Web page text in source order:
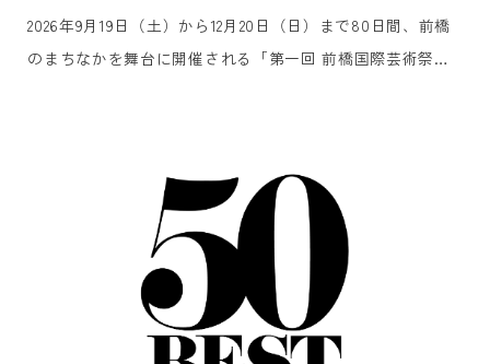
2026年9月19日（土）から12月20日（日）まで80日間、前橋
のまちなかを舞台に開催される「第一回 前橋国際芸術祭
ンの販売を7月21日（火）より開始いたします。